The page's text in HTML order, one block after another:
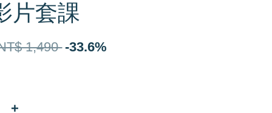
片套課
1,490 -33.6%
+